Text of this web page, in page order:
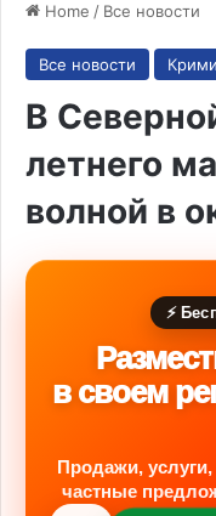
Home / Все новости
Все новости
В
летнего
волной в
⚡
в своем
Продажи,
частные